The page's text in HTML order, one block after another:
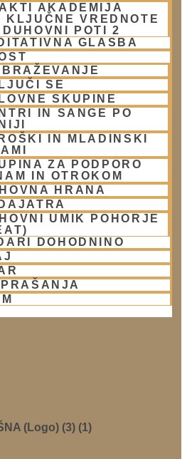
AKADEMIJA
KLJUČNE VREDNOTE
DUHOVNI POTI 2
GLASBA
SE
SKUPINE
IN SANGE PO
IN MLADINSKI
ZA PODPORO
IN OTROKOM
HRANA
UMIK POHORJE
DOHODNINO